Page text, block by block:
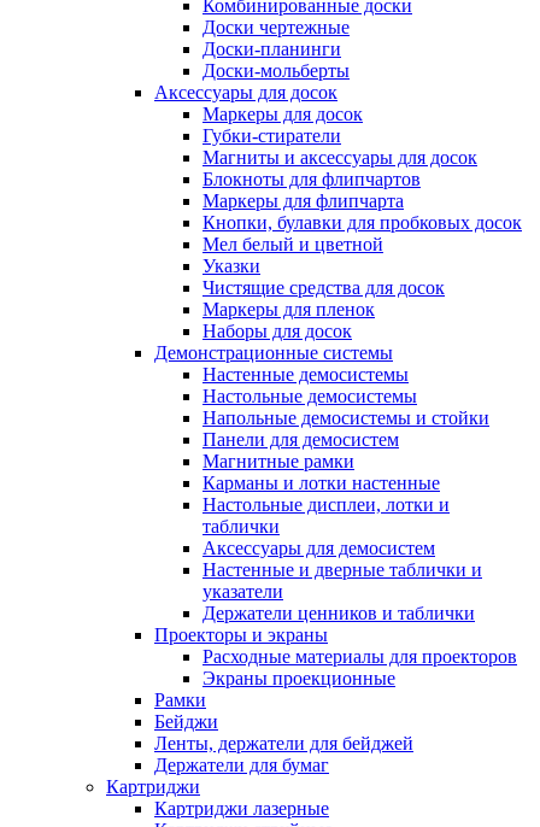
Комбинированные доски
Доски чертежные
Доски-планинги
Доски-мольберты
Аксессуары для досок
Маркеры для досок
Губки-стиратели
Магниты и аксессуары для досок
Блокноты для флипчартов
Маркеры для флипчарта
Кнопки, булавки для пробковых досок
Мел белый и цветной
Указки
Чистящие средства для досок
Маркеры для пленок
Наборы для досок
Демонстрационные системы
Настенные демосистемы
Настольные демосистемы
Напольные демосистемы и стойки
Панели для демосистем
Магнитные рамки
Карманы и лотки настенные
Настольные дисплеи, лотки и
таблички
Аксессуары для демосистем
Настенные и дверные таблички и
указатели
Держатели ценников и таблички
Проекторы и экраны
Расходные материалы для проекторов
Экраны проекционные
Рамки
Бейджи
Ленты, держатели для бейджей
Держатели для бумаг
Картриджи
Картриджи лазерные